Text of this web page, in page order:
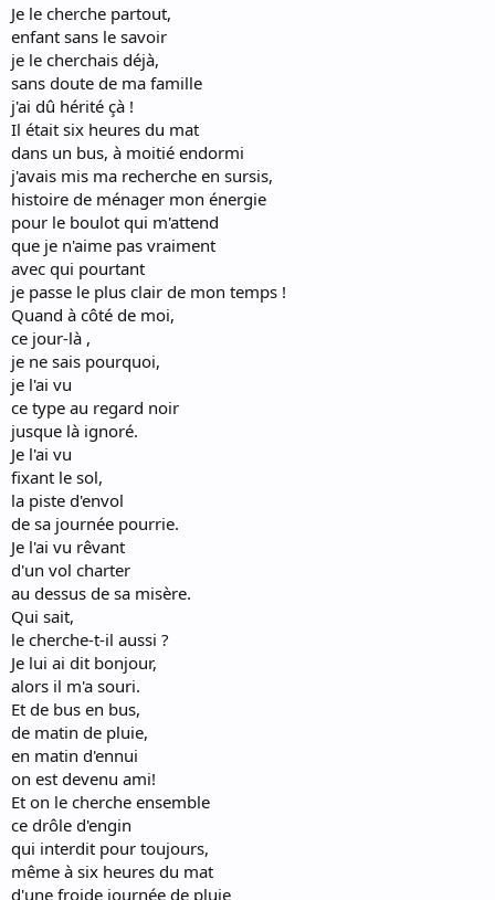
Je le cherche partout,
enfant sans le savoir
je le cherchais déjà,
sans doute de ma famille
j'ai dû hérité çà !
Il était six heures du mat
dans un bus, à moitié endormi
j'avais mis ma recherche en sursis,
histoire de ménager mon énergie
pour le boulot qui m'attend
que je n'aime pas vraiment
avec qui pourtant
je passe le plus clair de mon temps !
Quand à côté de moi,
ce jour-là ,
je ne sais pourquoi,
je l'ai vu
ce type au regard noir
jusque là ignoré.
Je l'ai vu
fixant le sol,
la piste d'envol
de sa journée pourrie.
Je l'ai vu rêvant
d'un vol charter
au dessus de sa misère.
Qui sait,
le cherche-t-il aussi ?
Je lui ai dit bonjour,
alors il m'a souri.
Et de bus en bus,
de matin de pluie,
en matin d'ennui
on est devenu ami!
Et on le cherche ensemble
ce drôle d'engin
qui interdit pour toujours,
même à six heures du mat
d'une froide journée de pluie